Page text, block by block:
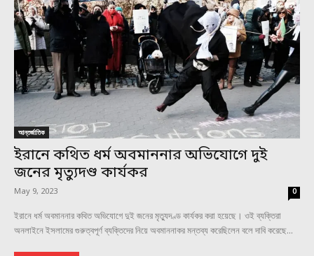
আন্তর্জাতিক
ইরানে কথিত ধর্ম অবমাননার অভিযোগে দুই
জনের মৃত্যুদণ্ড কার্যকর
May 9, 2023 0
ইরানে ধর্ম অবমাননার কথিত অভিযোগে দুই জনের মৃত্যুদণ্ড কার্যকর করা হয়েছে। ওই ব্যক্তিরা
অনলাইনে ইসলামের গুরুত্বপূর্ণ ব্যক্তিদের নিয়ে অবমাননাকর মন্তব্য করেছিলেন বলে দাবি করেছে...